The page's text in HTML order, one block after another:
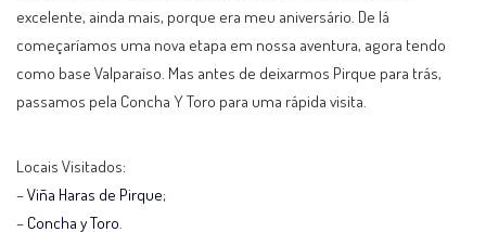
excelente, ainda mais, porque era meu aniversário. De lá
começaríamos uma nova etapa em nossa aventura, agora tendo
como base Valparaíso. Mas antes de deixarmos Pirque para trás,
passamos pela Concha Y Toro para uma rápida visita.
Locais Visitados:
–Viña Haras de Pirque;
– Concha y Toro